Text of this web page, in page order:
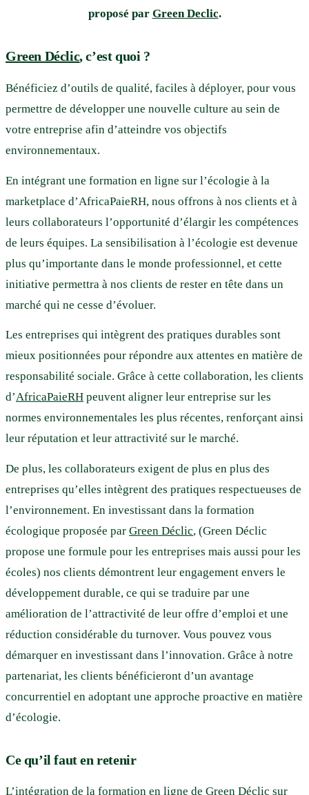
proposé par Green Declic.
Green Déclic, c’est quoi ?
Bénéficiez d’outils de qualité, faciles à déployer, pour vous
permettre de développer une nouvelle culture au sein de
votre entreprise afin d’atteindre vos objectifs
environnementaux.
En intégrant une formation en ligne sur l’écologie à la
marketplace d’AfricaPaieRH, nous offrons à nos clients et à
leurs collaborateurs l’opportunité d’élargir les compétences
de leurs équipes. La sensibilisation à l’écologie est devenue
plus qu’importante dans le monde professionnel, et cette
initiative permettra à nos clients de rester en tête dans un
marché qui ne cesse d’évoluer.
Les entreprises qui intègrent des pratiques durables sont
mieux positionnées pour répondre aux attentes en matière de
responsabilité sociale. Grâce à cette collaboration, les clients
d’AfricaPaieRH peuvent aligner leur entreprise sur les
normes environnementales les plus récentes, renforçant ainsi
leur réputation et leur attractivité sur le marché.
De plus, les collaborateurs exigent de plus en plus des
entreprises qu’elles intègrent des pratiques respectueuses de
l’environnement. En investissant dans la formation
écologique proposée par Green Déclic, (Green Déclic
propose une formule pour les entreprises mais aussi pour les
écoles) nos clients démontrent leur engagement envers le
développement durable, ce qui se traduire par une
amélioration de l’attractivité de leur offre d’emploi et une
réduction considérable du turnover. Vous pouvez vous
démarquer en investissant dans l’innovation. Grâce à notre
partenariat, les clients bénéficieront d’un avantage
concurrentiel en adoptant une approche proactive en matière
d’écologie.
Ce qu’il faut en retenir
L’intégration de la formation en ligne de Green Déclic sur